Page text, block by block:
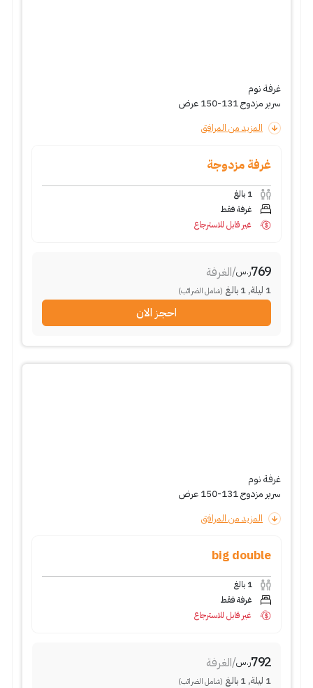
غرفة نوم
سرير مزدوج 131-150 عرض
المزيد من المرافق
غرفة مزدوجة
1 بالغ
غرفة فقط
غير قابل للاسترجاع
769ر.س/الغرفة
1 ليلة,
1 بالغ (شامل الضرائب)
احجز الان
غرفة نوم
سرير مزدوج 131-150 عرض
المزيد من المرافق
big double
1 بالغ
غرفة فقط
غير قابل للاسترجاع
792ر.س/الغرفة
1 ليلة,
1 بالغ (شامل الضرائب)